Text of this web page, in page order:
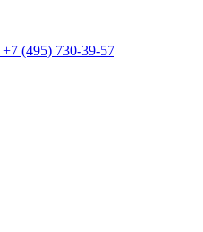
+7 (495) 730-39-57